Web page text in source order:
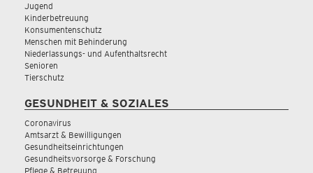
Jugend
Kinderbetreuung
Konsumentenschutz
Menschen mit Behinderung
Niederlassungs- und Aufenthaltsrecht
Senioren
Tierschutz
GESUNDHEIT & SOZIALES
Coronavirus
Amtsarzt & Bewilligungen
Gesundheitseinrichtungen
Gesundheitsvorsorge & Forschung
Pflege & Betreuung